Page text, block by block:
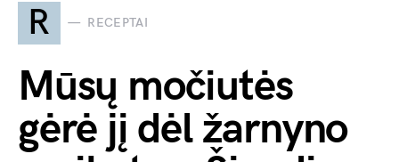
R RECEPTAI
Mūsų močiutės
gėrė jį dėl žarnyno